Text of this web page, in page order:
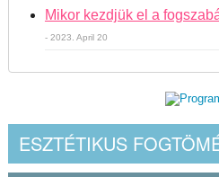
Mikor kezdjük el a
- 2023. April 20
ESZTÉTIKUS